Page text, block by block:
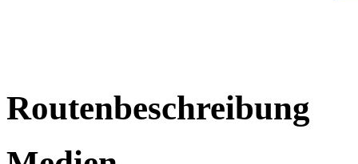
Routenbeschreibung